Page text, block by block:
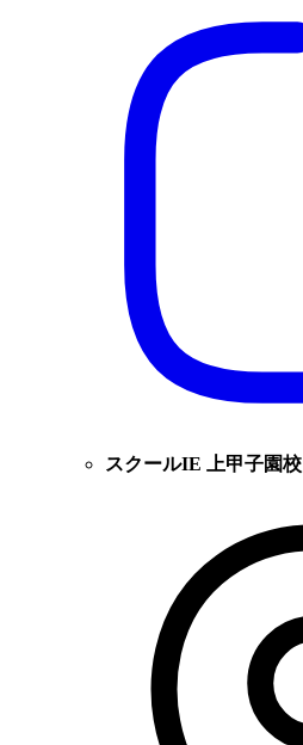
スクールIE 上甲子園校